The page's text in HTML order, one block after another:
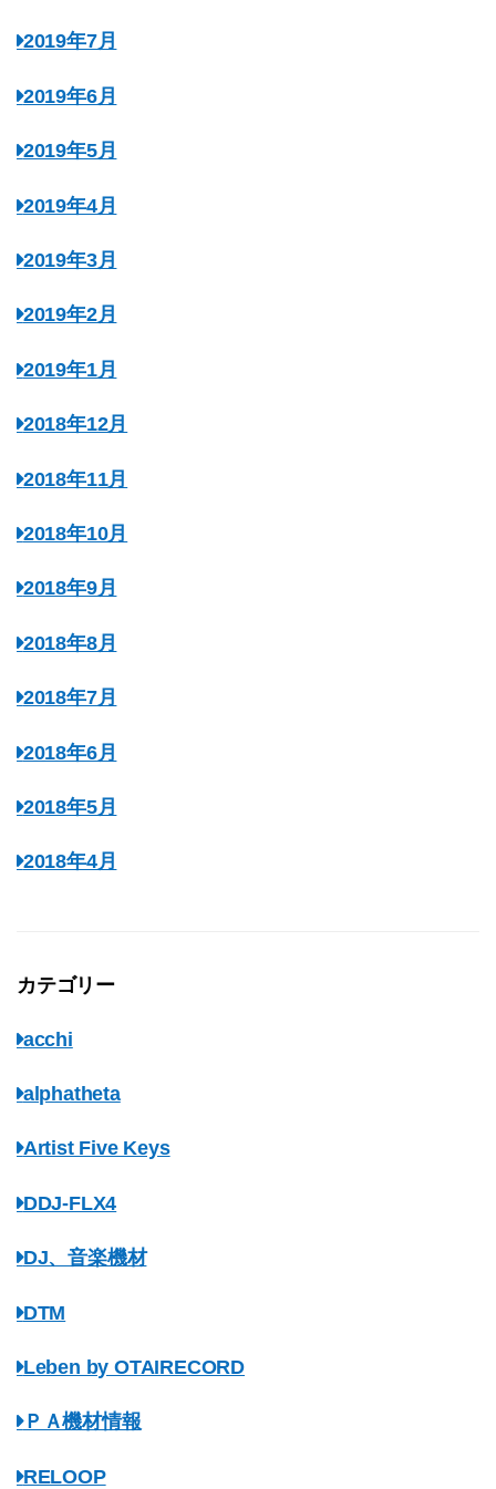
2019年7月
2019年6月
2019年5月
2019年4月
2019年3月
2019年2月
2019年1月
2018年12月
2018年11月
2018年10月
2018年9月
2018年8月
2018年7月
2018年6月
2018年5月
2018年4月
カテゴリー
acchi
alphatheta
Artist Five Keys
DDJ-FLX4
DJ、音楽機材
DTM
Leben by OTAIRECORD
ＰＡ機材情報
RELOOP